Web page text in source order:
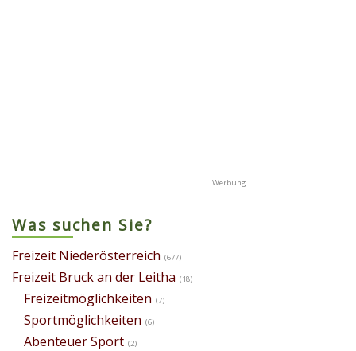
Was suchen Sie?
Freizeit Niederösterreich (677)
Freizeit Bruck an der Leitha (18)
Freizeitmöglichkeiten (7)
Sportmöglichkeiten (6)
Abenteuer Sport (2)